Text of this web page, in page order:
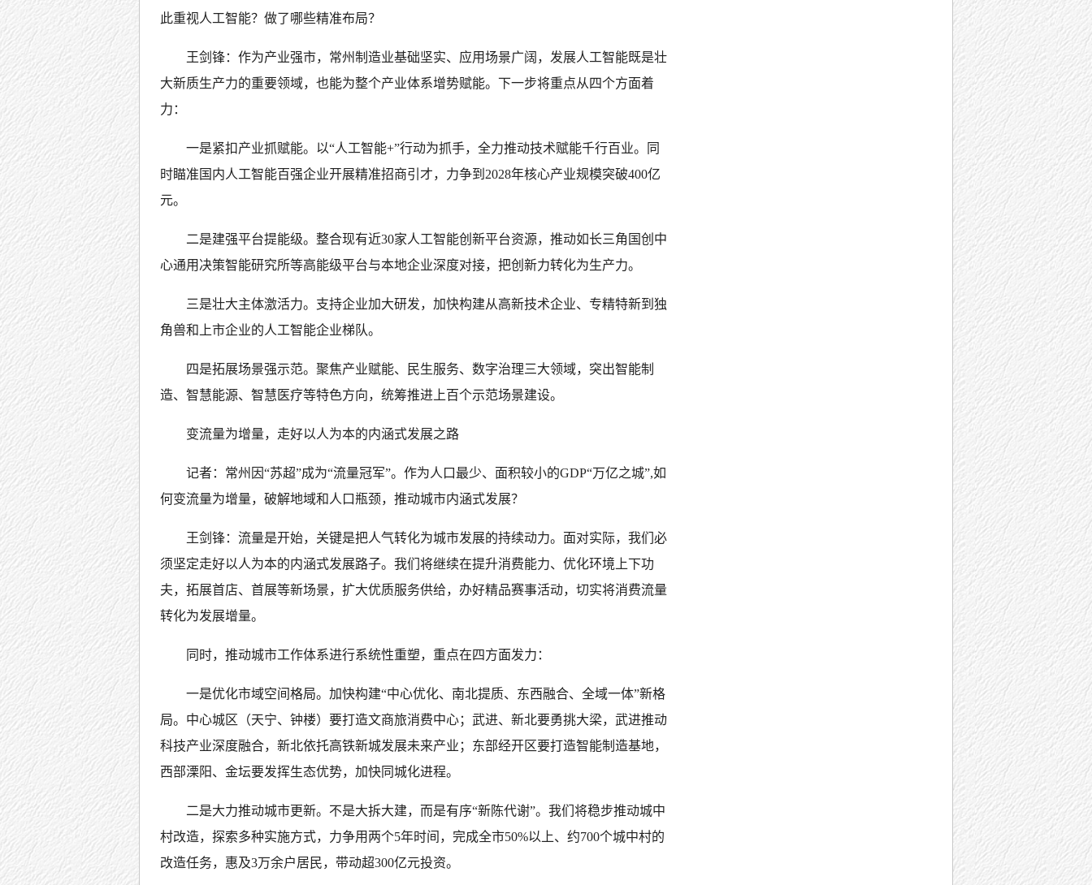
此重视人工智能？做了哪些精准布局？
王剑锋：作为产业强市，常州制造业基础坚实、应用场景广阔，发展人工智能既是壮
大新质生产力的重要领域，也能为整个产业体系增势赋能。下一步将重点从四个方面着
力：
一是紧扣产业抓赋能。以“人工智能+”行动为抓手，全力推动技术赋能千行百业。同
时瞄准国内人工智能百强企业开展精准招商引才，力争到2028年核心产业规模突破400亿
元。
二是建强平台提能级。整合现有近30家人工智能创新平台资源，推动如长三角国创中
心通用决策智能研究所等高能级平台与本地企业深度对接，把创新力转化为生产力。
三是壮大主体激活力。支持企业加大研发，加快构建从高新技术企业、专精特新到独
角兽和上市企业的人工智能企业梯队。
四是拓展场景强示范。聚焦产业赋能、民生服务、数字治理三大领域，突出智能制
造、智慧能源、智慧医疗等特色方向，统筹推进上百个示范场景建设。
变流量为增量，走好以人为本的内涵式发展之路
记者：常州因“苏超”成为“流量冠军”。作为人口最少、面积较小的GDP“万亿之城”,如
何变流量为增量，破解地域和人口瓶颈，推动城市内涵式发展？
王剑锋：流量是开始，关键是把人气转化为城市发展的持续动力。面对实际，我们必
须坚定走好以人为本的内涵式发展路子。我们将继续在提升消费能力、优化环境上下功
夫，拓展首店、首展等新场景，扩大优质服务供给，办好精品赛事活动，切实将消费流量
转化为发展增量。
同时，推动城市工作体系进行系统性重塑，重点在四方面发力：
一是优化市域空间格局。加快构建“中心优化、南北提质、东西融合、全域一体”新格
局。中心城区（天宁、钟楼）要打造文商旅消费中心；武进、新北要勇挑大梁，武进推动
科技产业深度融合，新北依托高铁新城发展未来产业；东部经开区要打造智能制造基地，
西部溧阳、金坛要发挥生态优势，加快同城化进程。
二是大力推动城市更新。不是大拆大建，而是有序“新陈代谢”。我们将稳步推动城中
村改造，探索多种实施方式，力争用两个5年时间，完成全市50%以上、约700个城中村的
改造任务，惠及3万余户居民，带动超300亿元投资。